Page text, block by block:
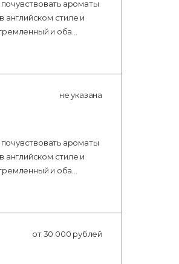
ароматы
английском стиле и
и оба…
не указана
ароматы
английском стиле и
и оба…
от 30 000 рублей